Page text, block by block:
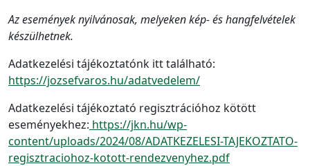
Az események nyilvánosak, melyeken kép- és hangfelvételek
készülhetnek.
Adatkezelési tájékoztatónk itt található:
https://jozsefvaros.hu/adatvedelem/
Adatkezelési tájékoztató regisztrációhoz kötött
eseményekhez: https://jkn.hu/wp-
content/uploads/2024/08/ADATKEZELESI-TAJEKOZTATO-
regisztraciohoz-kotott-rendezvenyhez.pdf